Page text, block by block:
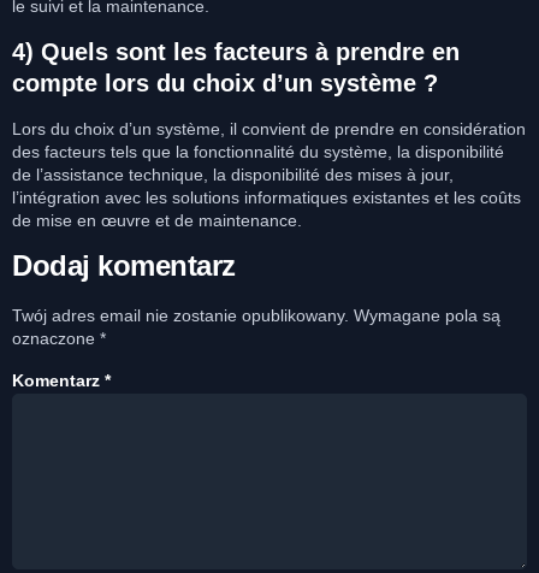
le suivi et la maintenance.
4) Quels sont les facteurs à prendre en
compte lors du choix d’un système ?
Lors du choix d’un système, il convient de prendre en considération
des facteurs tels que la fonctionnalité du système, la disponibilité
de l’assistance technique, la disponibilité des mises à jour,
l’intégration avec les solutions informatiques existantes et les coûts
de mise en œuvre et de maintenance.
Dodaj komentarz
Twój adres email nie zostanie opublikowany. Wymagane pola są
oznaczone *
Komentarz *